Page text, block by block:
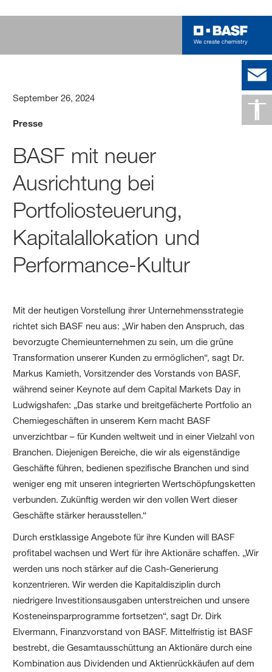
September 26, 2024
Presse
BASF mit neuer
Ausrichtung bei
Portfoliosteuerung,
Kapitalallokation und
Performance-Kultur
Mit der heutigen Vorstellung ihrer Unternehmensstrategie
richtet sich BASF neu aus: „Wir haben den Anspruch, das
bevorzugte Chemieunternehmen zu sein, um die grüne
Transformation unserer Kunden zu ermöglichen“, sagt Dr.
Markus Kamieth, Vorsitzender des Vorstands von BASF,
während seiner Keynote auf dem Capital Markets Day in
Ludwigshafen: „Das starke und breitgefächerte Portfolio an
Chemiegeschäften in unserem Kern macht BASF
unverzichtbar – für Kunden weltweit und in einer Vielzahl von
Branchen. Diejenigen Bereiche, die wir als eigenständige
Geschäfte führen, bedienen spezifische Branchen und sind
weniger eng mit unseren integrierten Wertschöpfungsketten
verbunden. Zukünftig werden wir den vollen Wert dieser
Geschäfte stärker herausstellen.“
Durch erstklassige Angebote für ihre Kunden will BASF
profitabel wachsen und Wert für ihre Aktionäre schaffen. „Wir
werden uns noch stärker auf die Cash-Generierung
konzentrieren. Wir werden die Kapitaldisziplin durch
niedrigere Investitionsausgaben unterstreichen und unsere
Kosteneinsparprogramme fortsetzen“, sagt Dr. Dirk
Elvermann, Finanzvorstand von BASF. Mittelfristig ist BASF
bestrebt, die Gesamtausschüttung an Aktionäre durch eine
Kombination aus Dividenden und Aktienrückkäufen auf dem